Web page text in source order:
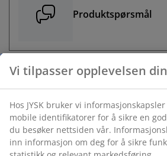
Produktspørsmål
Spørsmål til
bestillinger i butikk
Vi tilpasser opplevelsen din
Hos JYSK bruker vi informasjonskapsler
mobile identifikatorer for å sikre en
du besøker nettsiden vår.
inn informasjon om deg for å sikre